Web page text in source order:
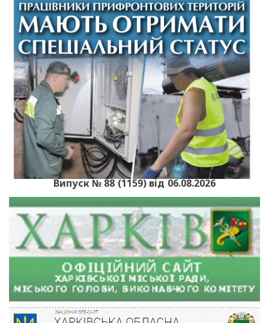
Випуск № 88 (1159) від 06.08.2026